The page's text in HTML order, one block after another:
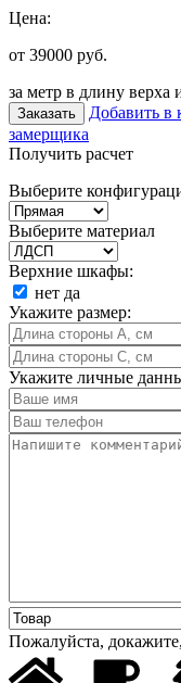
Цена:
от 39000 руб.
за метр в длину верха
Заказать Добавить в
замерщика
Получить расчет
Выберите
Выберите материал
Верхние шкафы:
нет да
Укажите размер:
Укажите личные
Пожалуйста,